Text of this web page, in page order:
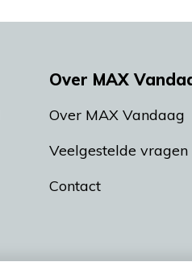
Over MAX
Over MAX Vandaag
Veelgestelde vragen
Contact